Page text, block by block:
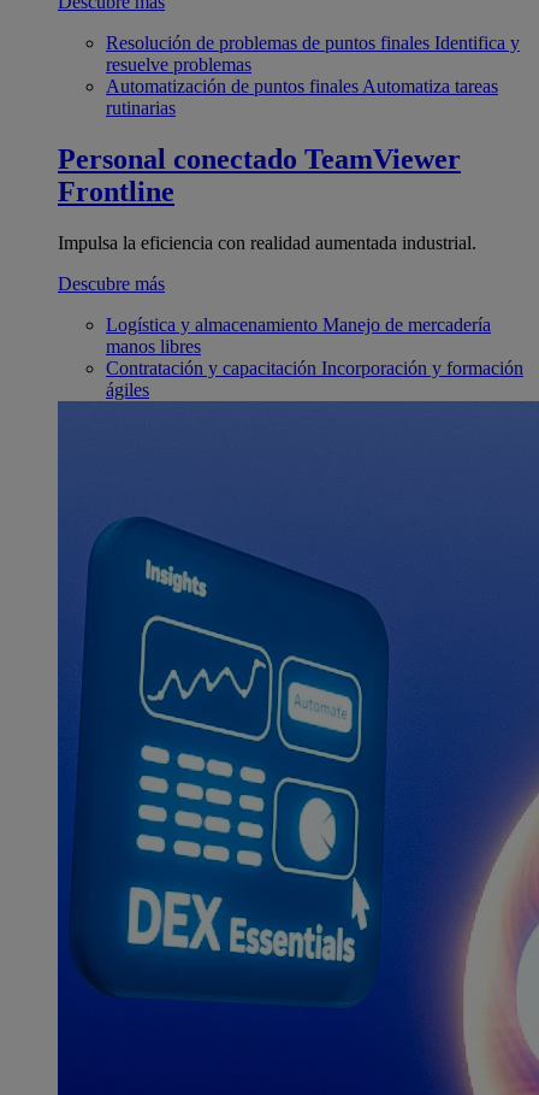
Resolución de problemas de puntos finales Identifica y
resuelve problemas
Automatización de puntos finales Automatiza tareas
rutinarias
Personal conectado TeamViewer
Frontline
Impulsa la eficiencia con realidad aumentada industrial.
Descubre más
Logística y almacenamiento Manejo de mercadería
manos libres
Contratación y capacitación Incorporación y formación
ágiles